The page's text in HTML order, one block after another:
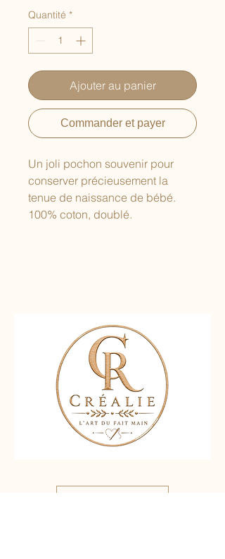
Quantité *
Ajouter au panier
Commander et payer
Un joli pochon souvenir pour
conserver précieusement la
tenue de naissance de bébé.
100% coton, doublé.